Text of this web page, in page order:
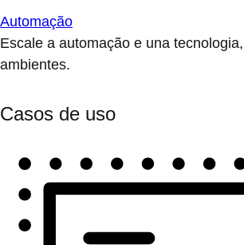
Automação
Escale a automação e una
ambientes.
Casos de uso